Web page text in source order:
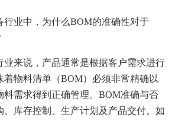
行业中，为什么BOM的准确性对于
业来说，产品通常是根据客户需求进行
着物料清单（BOM）必须非常精确以
料需求得到正确管理。BOM准确与否
、库存控制、生产计划及产品交付。如